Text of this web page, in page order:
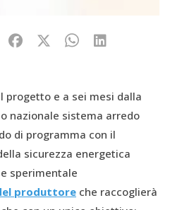
progetto e a sei mesi dalla
nazionale sistema arredo
di programma con il
sicurezza energetica
sperimentale
produttore che raccoglierà